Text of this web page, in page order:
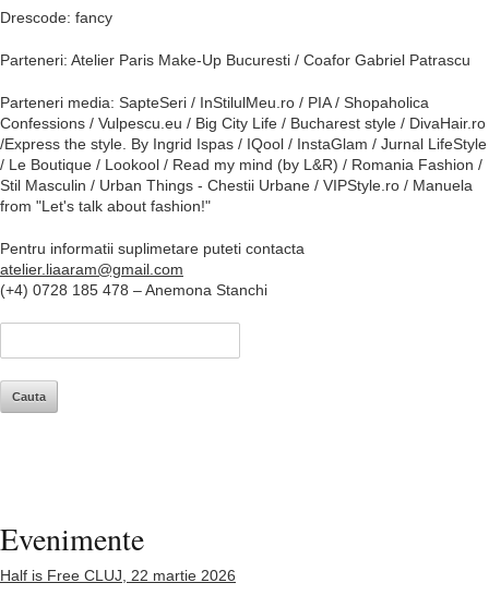
Drescode: fancy
Parteneri: Atelier Paris Make-Up Bucuresti / Coafor Gabriel Patrascu
Parteneri media: SapteSeri / InStilulMeu.ro / PIA / Shopaholica
Confessions / Vulpescu.eu / Big City Life / Bucharest style / DivaHair.ro
/Express the style. By Ingrid Ispas / IQool / InstaGlam / Jurnal LifeStyle
/ Le Boutique / Lookool / Read my mind (by L&R) / Romania Fashion /
Stil Masculin / Urban Things - Chestii Urbane / VIPStyle.ro / Manuela
from "Let's talk about fashion!"
Pentru informatii suplimetare puteti contacta
atelier.liaaram@gmail.com
(+4) 0728 185 478 – Anemona Stanchi
Evenimente
Half is Free CLUJ, 22 martie 2026